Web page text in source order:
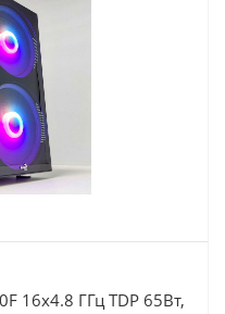
16x4.8 ГГц TDP 65Вт,